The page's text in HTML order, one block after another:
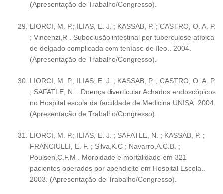
(Apresentação de Trabalho/Congresso).
LIORCI, M. P.; ILIAS, E. J. ; KASSAB, P. ; CASTRO, O. A. P.
; Vincenzi,R . Suboclusão intestinal por tuberculose atípica
de delgado complicada com teníase de íleo.. 2004.
(Apresentação de Trabalho/Congresso).
LIORCI, M. P.; ILIAS, E. J. ; KASSAB, P. ; CASTRO, O. A. P.
; SAFATLE, N. . Doença diverticular Achados endoscópicos
no Hospital escola da faculdade de Medicina UNISA. 2004.
(Apresentação de Trabalho/Congresso).
LIORCI, M. P.; ILIAS, E. J. ; SAFATLE, N. ; KASSAB, P. ;
FRANCIULLI, E. F. ; Silva,K.C ; Navarro,A.C.B. ;
Poulsen,C.F.M . Morbidade e mortalidade em 321
pacientes operados por apendicite em Hospital Escola..
2003. (Apresentação de Trabalho/Congresso).